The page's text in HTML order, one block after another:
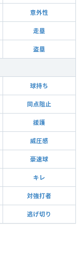
意外性
走塁
盗塁
球持ち
同点阻止
援護
威圧感
豪速球
キレ
対強打者
逃げ切り